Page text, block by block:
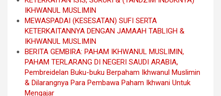
IKHWANUL MUSLIMIN
MEWASPADAI (KESESATAN) SUFI SERTA
KETERKAITANNYA DENGAN JAMAAH TABLIGH &
IKHWANUL MUSLIMIN
BERITA GEMBIRA: PAHAM IKHWANUL MUSLIMIN,
PAHAM TERLARANG DI NEGERI SAUDI ARABIA,
Pembreidelan Buku-buku Berpaham Ikhwanul Muslimin
& Dilarangnya Para Pembawa Paham Ikhwani Untuk
Mengajar